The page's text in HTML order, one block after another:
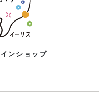
ンショップ